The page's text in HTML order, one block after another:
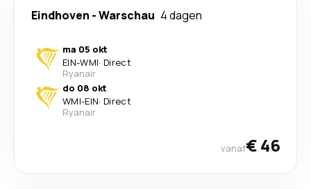
Eindhoven -Warschau 4 dagen
ma 05 okt
EIN-WMI· Direct
Ryanair
do 08 okt
WMI-EIN· Direct
Ryanair
vanaf€ 46